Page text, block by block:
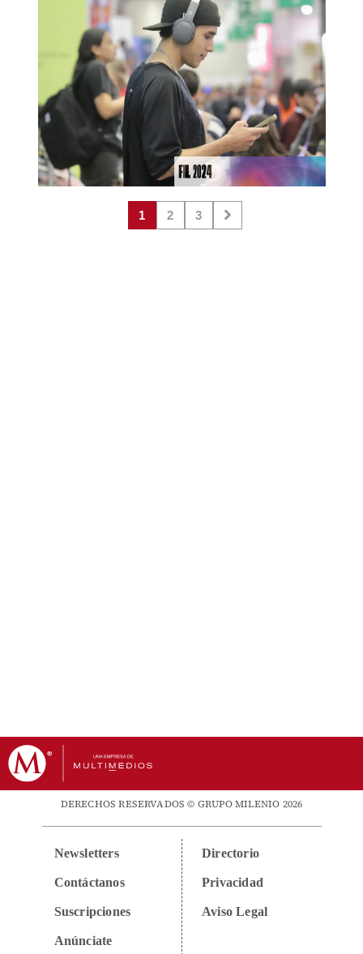
1 2 3
DERECHOS RESERVADOS © GRUPO MILENIO 2026
Newsletters
Contáctanos
Suscripciones
Anúnciate
Directorio
Privacidad
Aviso Legal